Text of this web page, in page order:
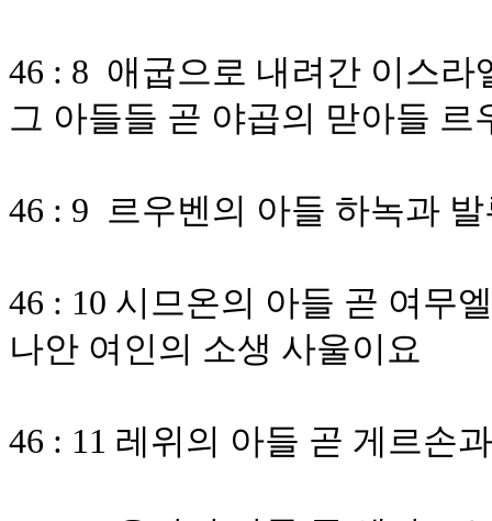
46 : 8 애굽으로 내려간 이스
그 아들들 곧 야곱의 맏아들 르
46 : 9 르우벤의 아들 하녹과
46 : 10 시므온의 아들 곧 여무
나안 여인의 소생 사울이요
46 : 11 레위의 아들 곧 게르손